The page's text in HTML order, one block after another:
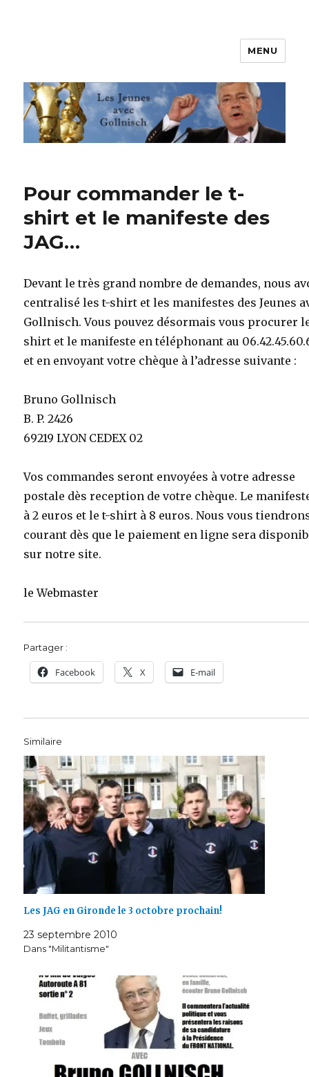
Les jeunes avec Gollnisch
MENU
Pour commander le t-
shirt et le manifeste des
JAG…
Devant le très grand nombre de demandes, nous
centralisé les t-shirt et les manifestes des Jeunes
Gollnisch. Vous pouvez désormais vous procurer
shirt et le manifeste en téléphonant au
et en envoyant votre chèque à l’adresse suivante :
Bruno Gollnisch
B. P. 2426
69219 LYON CEDEX 02
Vos commandes seront envoyées à votre adresse
postale dès reception de votre chèque. Le
à 2 euros et le t-shirt à 8 euros. Nous vous
courant dès que le paiement en ligne sera
sur notre site.
le Webmaster
Partager :
Facebook X E-mail
Similaire
Les JAG en Gironde le 3 octobre prochain!
23 septembre 2010
Dans "Militantisme"